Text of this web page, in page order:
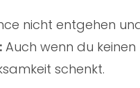
nicht entgehen
Auch wenn du
schenkt.